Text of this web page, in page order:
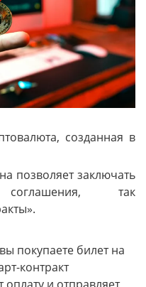
созданная в
позволяет заключать
соглашения, так
покупаете билет на
контракт